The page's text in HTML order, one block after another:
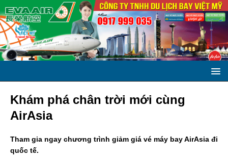
Khám phá chân trời mới cùng
AirAsia
Tham gia ngay chương trình giảm giá vé máy bay AirAsia đi
quốc tế.